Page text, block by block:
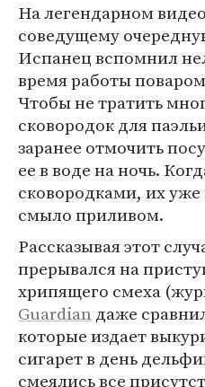
На легендарном
соведущему
Испанец вспомнил
время работы
Чтобы не тратить
сковородок для
заранее отмочить
ее в воде на ночь.
сковородками, их
смыло приливом.
Рассказывая этот
прерывался на
хрипящего смеха
Guardian даже
которые издает
сигарет в день
смеялись все